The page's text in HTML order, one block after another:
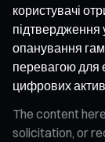
користувачі
підтвердження
опанування
перевагою для
цифрових
The content
solicitation, or